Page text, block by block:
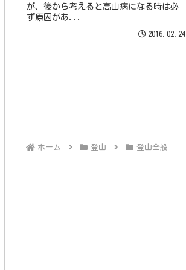
が、後から考えると高山病になる時は必
ず原因があ...
2016.02.24
ホーム 登山 登山全般